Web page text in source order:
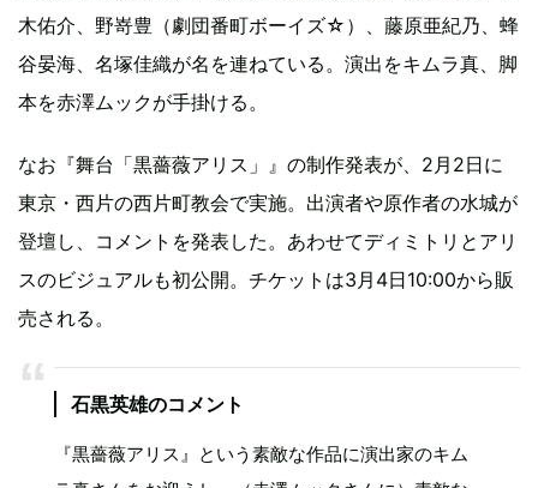
木佑介、野嵜豊（劇団番町ボーイズ☆）、藤原亜紀乃、蜂
谷晏海、名塚佳織が名を連ねている。演出をキムラ真、脚
本を赤澤ムックが手掛ける。
なお『舞台「黒薔薇アリス」』の制作発表が、2月2日に
東京・西片の西片町教会で実施。出演者や原作者の水城が
登壇し、コメントを発表した。あわせてディミトリとアリ
スのビジュアルも初公開。チケットは3月4日10:00から販
売される。
石黒英雄のコメント
『黒薔薇アリス』という素敵な作品に演出家のキム